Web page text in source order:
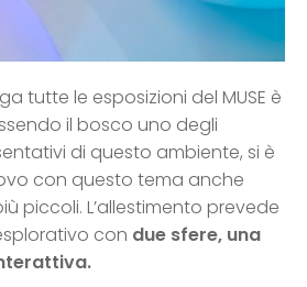
tutte le esposizioni del MUSE è
il bosco uno degli
di questo ambiente, si è
con questo tema anche
piccoli. L’allestimento prevede
con due sfere, una